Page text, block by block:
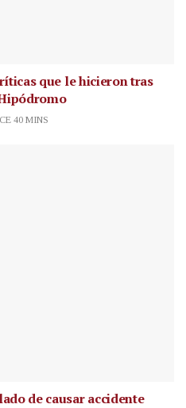
que le hicieron tras
40 MINS
de causar accidente